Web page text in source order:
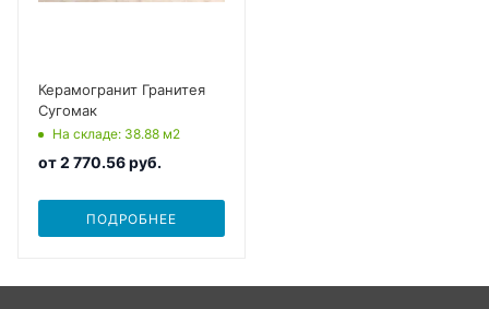
Керамогранит Гранитея
Сугомак
На складе: 38.88 м2
от2 770.56 руб.
ПОДРОБНЕЕ